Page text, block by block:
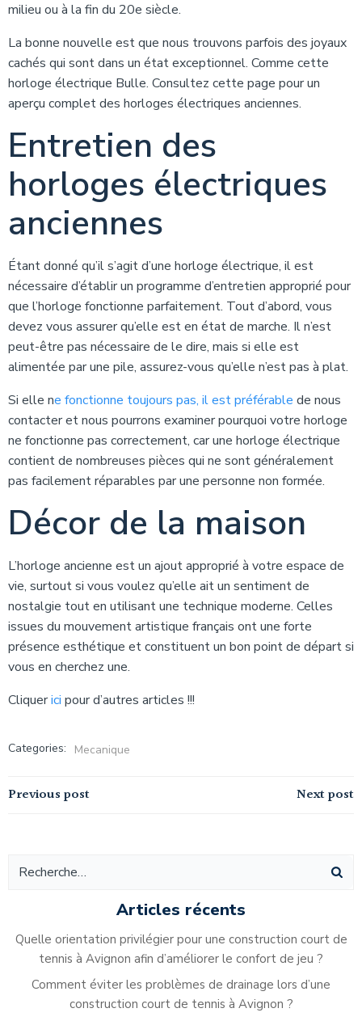
milieu ou à la fin du 20e siècle.
La bonne nouvelle est que nous trouvons parfois des joyaux
cachés qui sont dans un état exceptionnel. Comme cette
horloge électrique Bulle. Consultez cette page pour un
aperçu complet des horloges électriques anciennes.
Entretien des
horloges électriques
anciennes
Étant donné qu’il s’agit d’une horloge électrique, il est
nécessaire d’établir un programme d’entretien approprié pour
que l’horloge fonctionne parfaitement. Tout d’abord, vous
devez vous assurer qu’elle est en état de marche. Il n’est
peut-être pas nécessaire de le dire, mais si elle est
alimentée par une pile, assurez-vous qu’elle n’est pas à plat.
Si elle ne fonctionne toujours pas, il est préférable de nous
contacter et nous pourrons examiner pourquoi votre horloge
ne fonctionne pas correctement, car une horloge électrique
contient de nombreuses pièces qui ne sont généralement
pas facilement réparables par une personne non formée.
Décor de la maison
L’horloge ancienne est un ajout approprié à votre espace de
vie, surtout si vous voulez qu’elle ait un sentiment de
nostalgie tout en utilisant une technique moderne. Celles
issues du mouvement artistique français ont une forte
présence esthétique et constituent un bon point de départ si
vous en cherchez une.
Cliquerici pour d’autres articles !!!
Categories: Mecanique
Navigation
l’article
Previous post Navigation
Next post
Articles récents
Quelle orientation privilégier pour une construction court de
tennis à Avignon afin d’améliorer le confort de jeu ?
Comment éviter les problèmes de drainage lors d’une
construction court de tennis à Avignon ?